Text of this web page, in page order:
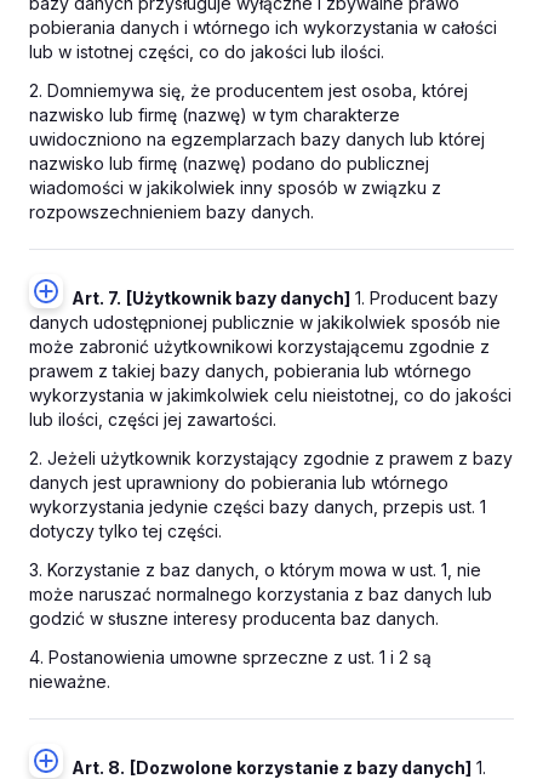
pobierania danych i wtórnego ich wykorzystania w całości
lub w istotnej części, co do jakości lub ilości.
2. Domniemywa się, że producentem jest osoba, której
nazwisko lub firmę (nazwę) w tym charakterze
uwidoczniono na egzemplarzach bazy danych lub której
nazwisko lub firmę (nazwę) podano do publicznej
wiadomości w jakikolwiek inny sposób w związku z
rozpowszechnieniem bazy danych.
Art. 7. [Użytkownik bazy danych] 1. Producent bazy
danych udostępnionej publicznie w jakikolwiek sposób nie
może zabronić użytkownikowi korzystającemu zgodnie z
prawem z takiej bazy danych, pobierania lub wtórnego
wykorzystania w jakimkolwiek celu nieistotnej, co do jakości
lub ilości, części jej zawartości.
2. Jeżeli użytkownik korzystający zgodnie z prawem z bazy
danych jest uprawniony do pobierania lub wtórnego
wykorzystania jedynie części bazy danych, przepis ust. 1
dotyczy tylko tej części.
3. Korzystanie z baz danych, o którym mowa w ust. 1, nie
może naruszać normalnego korzystania z baz danych lub
godzić w słuszne interesy producenta baz danych.
4. Postanowienia umowne sprzeczne z ust. 1 i 2 są
nieważne.
Art. 8. [Dozwolone korzystanie z bazy danych] 1.